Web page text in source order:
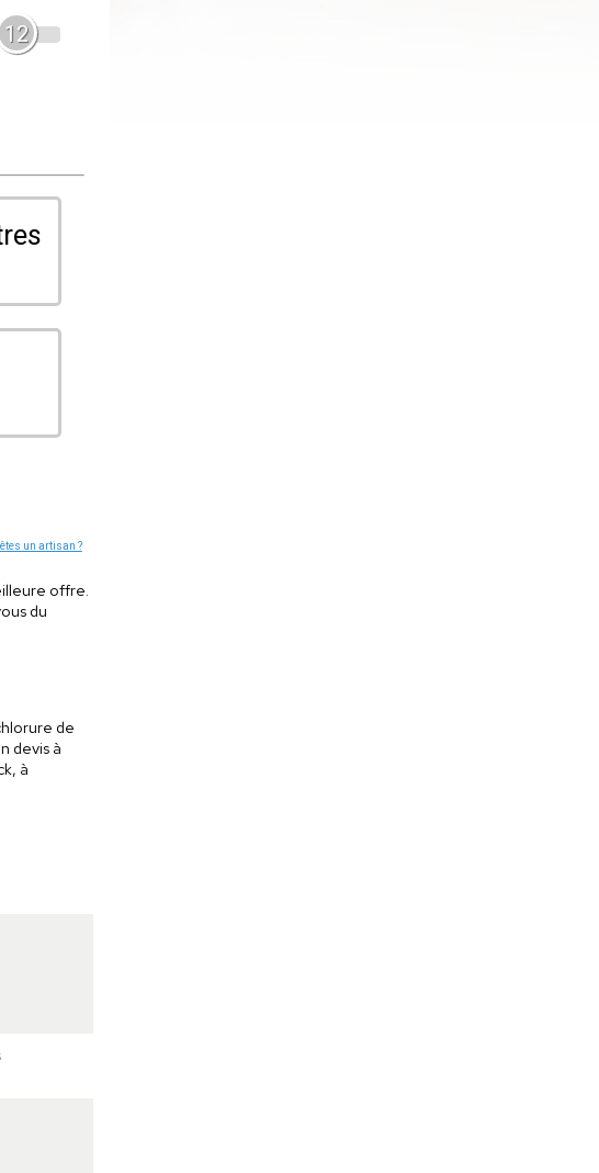
12
un artisan ?
offre.
du
de
devis à
à